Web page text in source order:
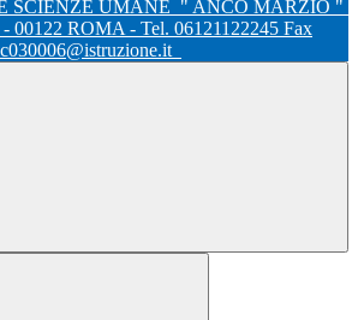
SCIENZE UMANE " ANCO MARZIO "
00122 ROMA - Tel. 06121122245 Fax